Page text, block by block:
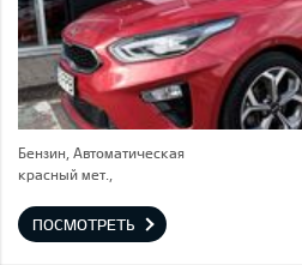
Бензин, Автоматическая
красный мет.,
ПОСМОТРЕТЬ